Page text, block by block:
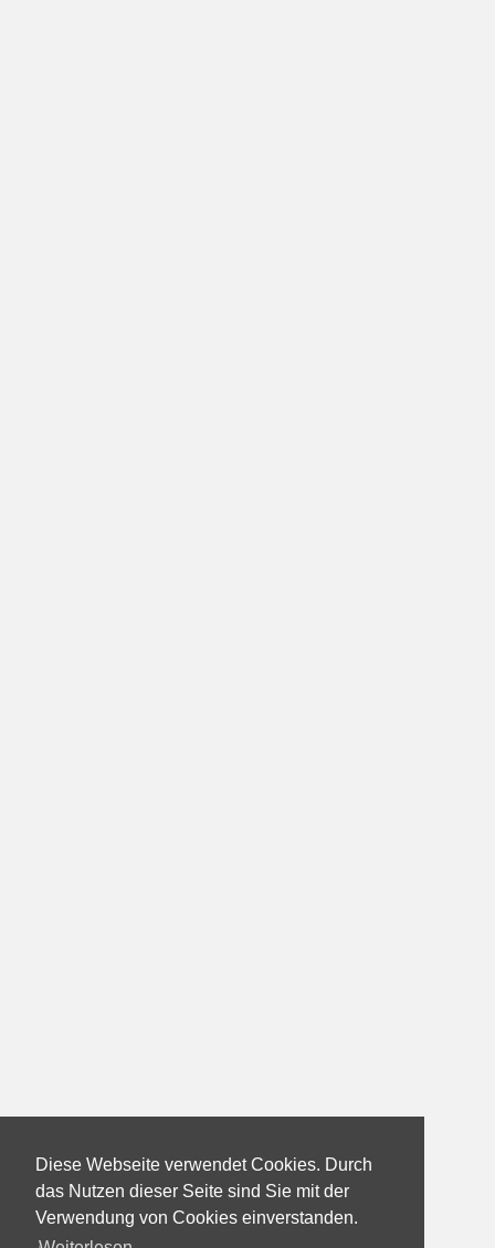
Diese Webseite verwendet Cookies. Durch
das Nutzen dieser Seite sind Sie mit der
Verwendung von Cookies einverstanden.